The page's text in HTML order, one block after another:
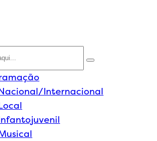
Internacional